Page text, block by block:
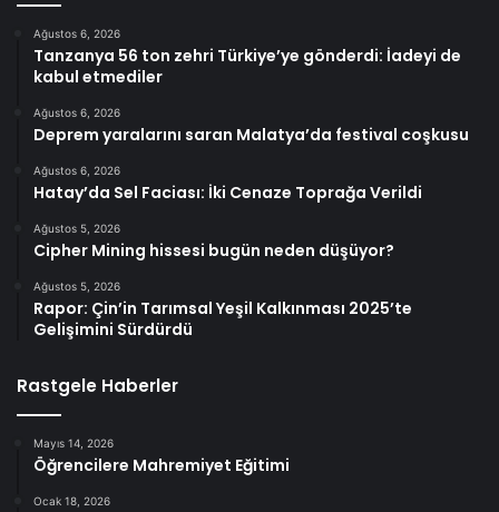
Ağustos 6, 2026
Tanzanya 56 ton zehri Türkiye’ye gönderdi: İadeyi de
kabul etmediler
Ağustos 6, 2026
Deprem yaralarını saran Malatya’da festival coşkusu
Ağustos 6, 2026
Hatay’da Sel Faciası: İki Cenaze Toprağa Verildi
Ağustos 5, 2026
Cipher Mining hissesi bugün neden düşüyor?
Ağustos 5, 2026
Rapor: Çin’in Tarımsal Yeşil Kalkınması 2025’te
Gelişimini Sürdürdü
Rastgele Haberler
Mayıs 14, 2026
Öğrencilere Mahremiyet Eğitimi
Ocak 18, 2026